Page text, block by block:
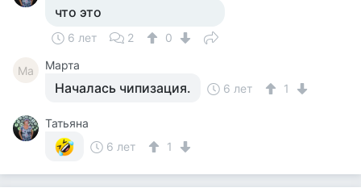
что это
6 лет 2 0
Ма Марта
Началась чипизация. 6 лет 1
Татьяна
6 лет
1